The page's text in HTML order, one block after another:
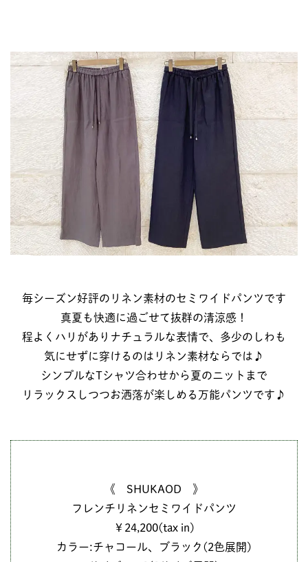
毎シーズン好評のリネン素材のセミワイドパンツです
真夏も快適に過ごせて抜群の清涼感！
程よくハリがありナチュラルな表情で、多少のしわも
気にせずに穿けるのはリネン素材ならでは♪
シンプルなTシャツ合わせから夏のニットまで
リラックスしつつお洒落が楽しめる万能パンツです♪
《 SHUKAOD 》
フレンチリネンセミワイドパンツ
￥24,200(tax in)
カラー:チャコール、ブラック(2色展開)